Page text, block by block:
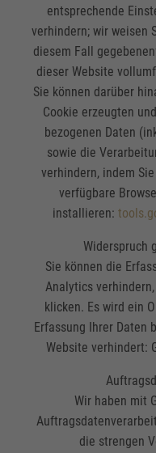
entsprechende
verhindern; wir weisen
diesem Fall
dieser Website
Sie können darüber
Cookie erzeugten
bezogenen Daten
sowie die
verhindern, indem
verfügbare
installieren:
Widerspruch
Sie können die
Analytics
klicken. Es wird ein
Erfassung Ihrer Daten
Website verhindert:
Wir haben mit
die strengen